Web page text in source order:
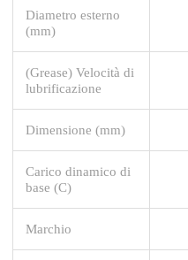
Diametro esterno
(mm)
(Grease) Velocità di
lubrificazione
Dimensione (mm)
Carico dinamico di
base (C)
Marchio